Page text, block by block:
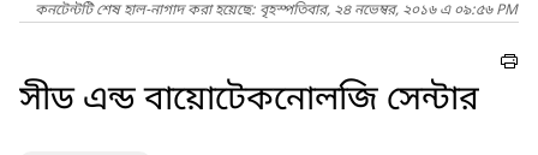
কনটেন্টটি শেষ হাল-নাগাদ করা হয়েছে: বৃহস্পতিবার, ২৪ নভেম্বর, ২০১৬ এ ০৯:৫৬ PM
সীড এন্ড বায়োটেকনোলজি সেন্টার